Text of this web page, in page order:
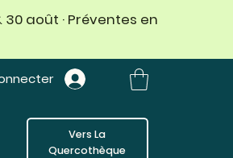
Vers La
Quercothèque
30 août · Préventes en